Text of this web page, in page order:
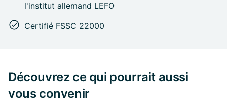
l'institut allemand LEFO
Certifié FSSC 22000
Découvrez ce qui pourrait aussi
vous convenir